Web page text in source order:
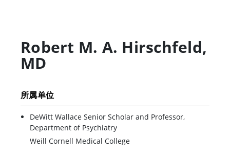
Robert M. A. Hirschfeld,
MD
所属单位
DeWitt Wallace Senior Scholar and Professor,
Department of Psychiatry
Weill Cornell Medical College